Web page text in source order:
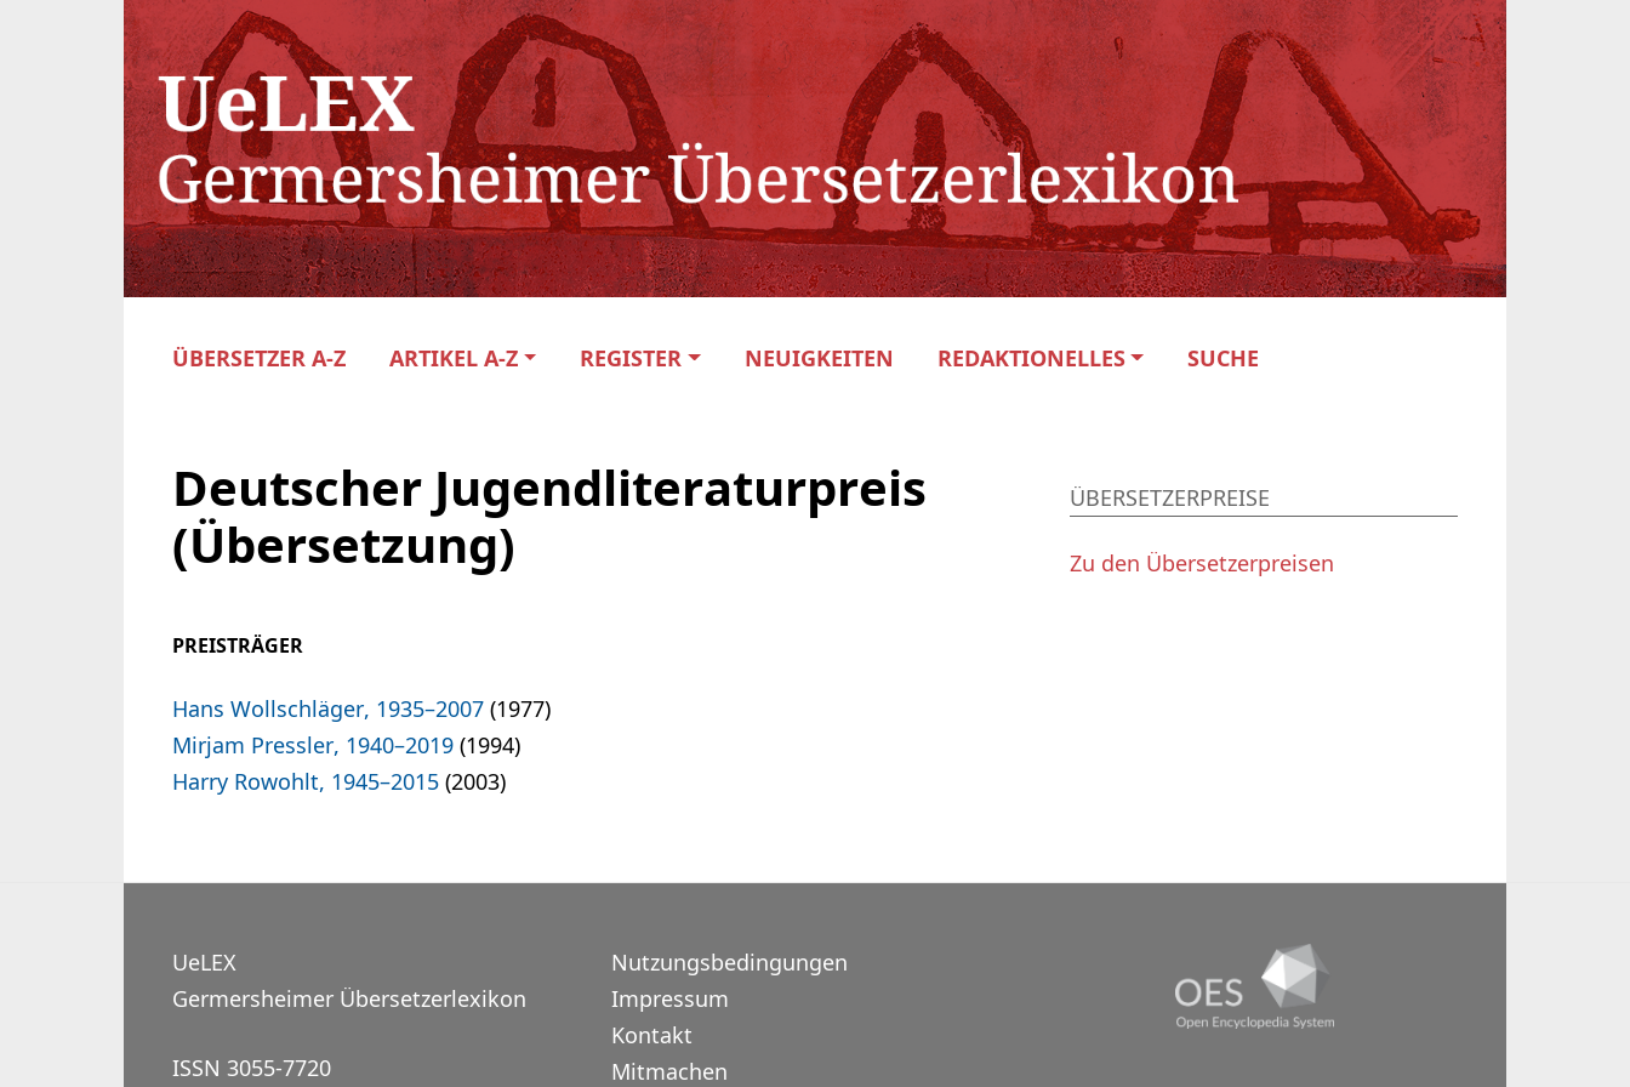
ÜBERSETZER A-Z ARTIKEL A-Z REGISTER NEUIGKEITEN REDAKTIONELLES SUCHE
Deutscher Jugendliteraturpreis
(Übersetzung)
PREISTRÄGER
Hans Wollschläger, 1935–2007 (1977)
Mirjam Pressler, 1940–2019 (1994)
Harry Rowohlt, 1945–2015 (2003)
ÜBERSETZERPREISE
Zu den Übersetzerpreisen
UeLEX
Germersheimer Übersetzerlexikon
ISSN 3055-7720
Nutzungsbedingungen
Impressum
Kontakt
Mitmachen